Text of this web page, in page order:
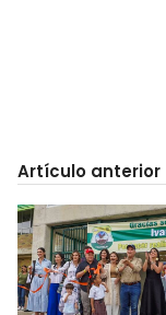
Artículo anterior